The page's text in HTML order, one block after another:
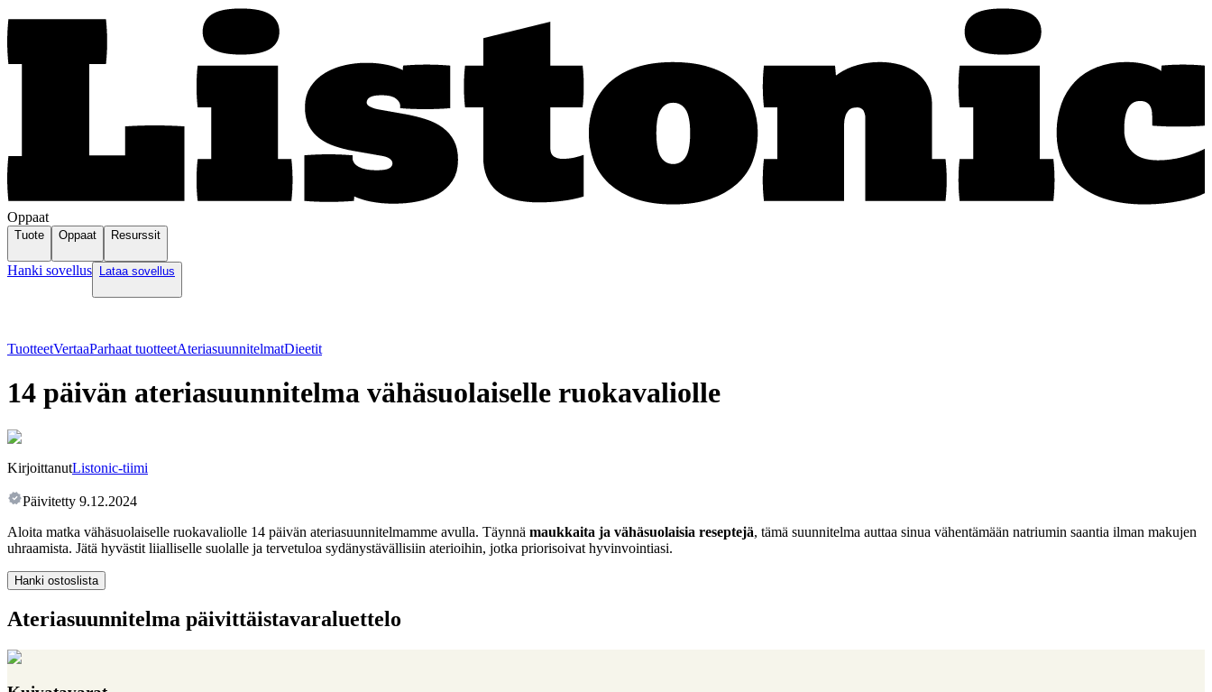
Oppaat
Tuote Oppaat Resurssit
Hanki sovellus Lataa sovellus
TuotteetVertaaParhaat tuotteetAteriasuunnitelmatDieetit
14 päivän ateriasuunnitelma vähäsuolaiselle ruokavaliolle
KirjoittanutListonic-tiimi
Päivitetty 9.12.2024
Aloita matka vähäsuolaiselle ruokavaliolle 14 päivän ateriasuunnitelmamme avulla. Täynnä maukkaita ja vähäsuolaisia reseptejä, tämä suunnitelma auttaa sinua vähentämään natriumin saantia ilman makujen
uhraamista. Jätä hyvästit liialliselle suolalle ja tervetuloa sydänystävällisiin aterioihin, jotka priorisoivat hyvinvointiasi.
Hanki ostoslista
Ateriasuunnitelma päivittäistavaraluettelo